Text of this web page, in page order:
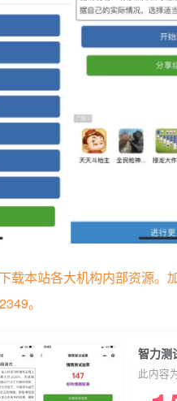
载本站各大机构内部资源。
。
智力测
此内容